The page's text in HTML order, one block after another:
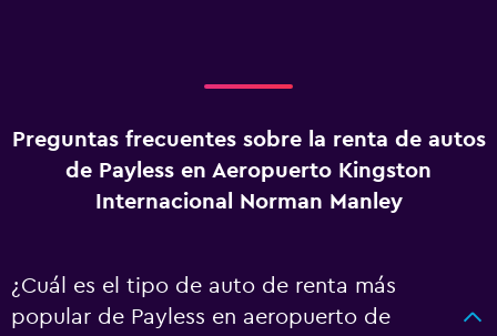
Preguntas frecuentes sobre la renta de autos
de Payless en Aeropuerto Kingston
Internacional Norman Manley
¿Cuál es el tipo de auto de renta más
popular de Payless en aeropuerto de